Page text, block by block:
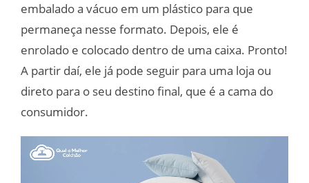
embalado a vácuo em um plástico para que
permaneça nesse formato. Depois, ele é
enrolado e colocado dentro de uma caixa. Pronto!
A partir daí, ele já pode seguir para uma loja ou
direto para o seu destino final, que é a cama do
consumidor.